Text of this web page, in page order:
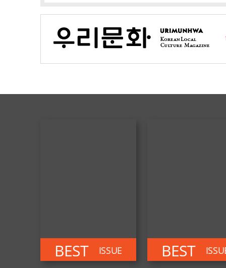
BEST ISSUE BEST